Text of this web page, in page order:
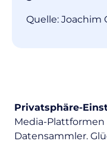
Quelle: Joachim
Privatsphäre-
Media-
Datensammler.